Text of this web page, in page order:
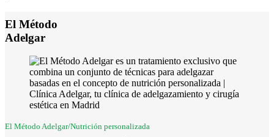
El Método
Adelgar
El Método Adelgar/Nutrición personalizada